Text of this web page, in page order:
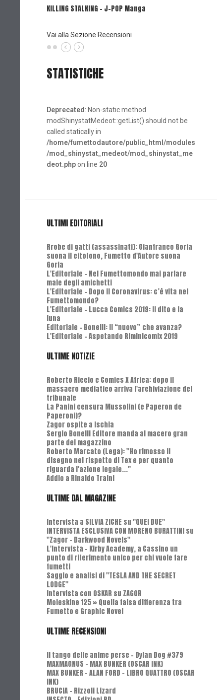
KILLING STALKING - J-POP Manga
Vai alla Sezione Recensioni
STATISTICHE
Deprecated : Non-static method
modShinystatMedeot::getList() should not be
called statically in
/home/fumettodautore/public_html/modules
/mod_shinystat_medeot/mod_shinystat_me
deot.phpon line 20
ULTIMI EDITORIALI
Rrobe di gatti (assassinati): Gianfranco Goria
suona il citofono, Fumetto d'Autore suona
Goria
L'Editoriale - Nel Fumettomondo mai parlare
male degli amichetti
L'Editoriale - Dopo il Coronavirus: c’è vita nel
Fumettomondo?
L'Editoriale - Lucca Comics 2019: Il dito e la
luna
Editoriale - Bonelli: il “nuovo” che avanza?
L'Editoriale - Aspetando Riminicomix 2019
ULTIME NOTIZIE
Roberto Riccio e Comics X Africa: dopo il
massacro mediatico arriva l'archiviazione del
tribunale
La Panini censura Mussolini (e Paperon de
Paperoni)?
Zagor ospite a Ischia
Sergio Bonelli Editore manda al macero gran
parte del magazzino
Roberto Marcato (Lega): "Ho rimosso il
disegno nel rispetto di Tex e per quanto
riguarda l'azione legale..."
Addio a Rinaldo Traini
ULTIME DAL MAGAZINE
Intervista a SILVIA ZICHE su "QUEI DUE"
INTERVISTA ESCLUSIVA CON MORENO BURATTINI su
"Zagor - Darkwood Novels"
L'Intervista - Kirby Academy, a Cassino un
punto di riferimento unico per chi vuole fare
fumetti
Saggio e analisi di "TESLA AND THE SECRET
LODGE"
Intervista con OSKAR su ZAGOR
Moleskine 125 » Quella falsa differenza tra
Fumetto e Graphic Novel
ULTIME RECENSIONI
Il tango delle anime perse - Dylan Dog #379
MAXMAGNUS – MAX BUNKER (OSCAR INK)
MAX BUNKER – ALAN FORD – LIBRO QUATTRO (OSCAR
INK)
BRUCIA - Rizzoli Lizard